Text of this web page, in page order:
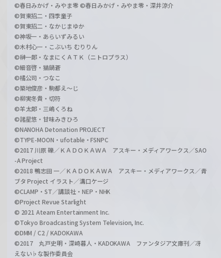
©春日みかげ・みやま零 ©春日みかげ・みやま零・深井涼介
©賀東招二・四季童子
©賀東招二・なかじまゆか
©神坂一・あらいずみるい
©木村心一・こぶいち むりりん
©榊一郎・なまにくＡＴＫ（ニトロプラス）
©細音啓・猫鍋蒼
©橘公司・つなこ
©築地俊彦・駒都え～じ
©柳実冬貴・切符
©羊太郎・三嶋くろね
©諸星悠・甘味みきひろ
©NANOHA Detonation PROJECT
©TYPE-MOON・ufotable・FSNPC
©2017 川原 礫／ＫＡＤＯＫＡＷＡ アスキー・メディアワークス／SAO
-A Project
©2018 鴨志田 一／ＫＡＤＯＫＡＷＡ アスキー・メディアワークス／青
ブタ Project イラスト／溝口ケージ
©CLAMP・ST／講談社・NEP・NHK
©Project Revue Starlight
© 2021 Ateam Entertainment Inc.
©Tokyo Broadcasting System Television, Inc.
©DMM / C2 / KADOKAWA
©2017 丸戸史明・深崎暮人・KADOKAWA ファンタジア文庫刊／冴
えない♭な製作委員会